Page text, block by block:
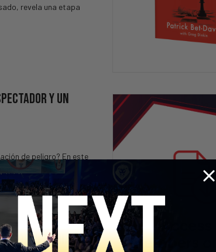
revela una etapa
Y Un
de peligro? En este
que no solo
que actuó de...
Ucrania